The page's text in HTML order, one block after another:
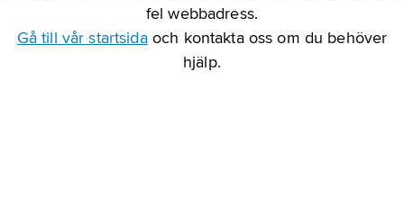
fel webbadress.
Gå till vår startsidaoch kontakta oss om du behöver
hjälp.